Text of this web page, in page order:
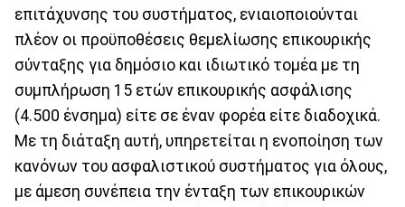
επιτάχυνσης του συστήματος, ενιαιοποιούνται
πλέον οι προϋποθέσεις θεμελίωσης επικουρικής
σύνταξης για δημόσιο και ιδιωτικό τομέα με τη
συμπλήρωση 15 ετών επικουρικής ασφάλισης
(4.500 ένσημα) είτε σε έναν φορέα είτε διαδοχικά.
Με τη διάταξη αυτή, υπηρετείται η ενοποίηση των
κανόνων του ασφαλιστικού συστήματος για όλους,
με άμεση συνέπεια την ένταξη των επικουρικών